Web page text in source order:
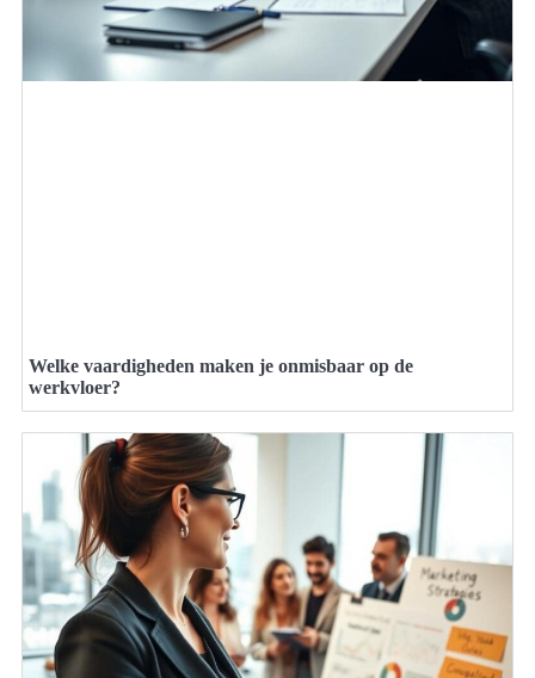
Welke vaardigheden maken je onmisbaar op de
werkvloer?